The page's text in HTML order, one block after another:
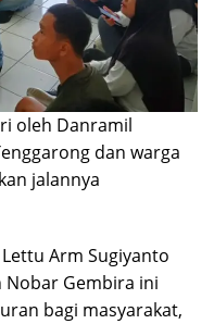
oleh Danramil
dan warga
jalannya
Arm Sugiyanto
Nobar Gembira ini
bagi masyarakat,